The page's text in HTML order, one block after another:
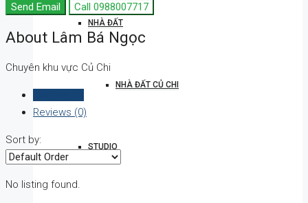
NHÀ ĐẤT
NHÀ ĐẤT CỦ CHI
STUDIO
Send Email Call 0988007717
About Lâm Bá Ngọc
Chuyên khu vực Củ Chi
Reviews (0)
Sort by:
No listing found.